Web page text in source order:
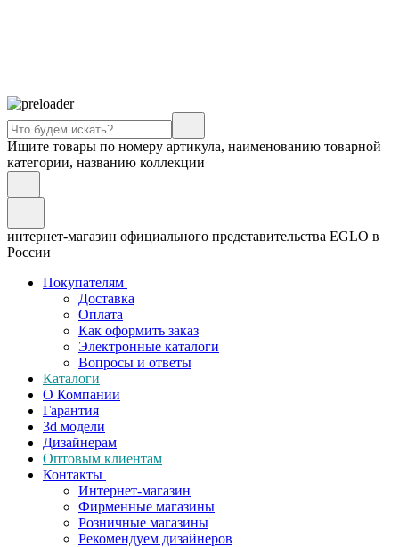
Ищите товары по номеру артикула, наименованию товарной
категории, названию коллекции
интернет-магазин официального представительства EGLO в
России
Покупателям
Доставка
Оплата
Как оформить заказ
Электронные каталоги
Вопросы и ответы
Каталоги
О Компании
Гарантия
3d модели
Дизайнерам
Оптовым клиентам
Контакты
Интернет-магазин
Фирменные магазины
Розничные магазины
Рекомендуем дизайнеров